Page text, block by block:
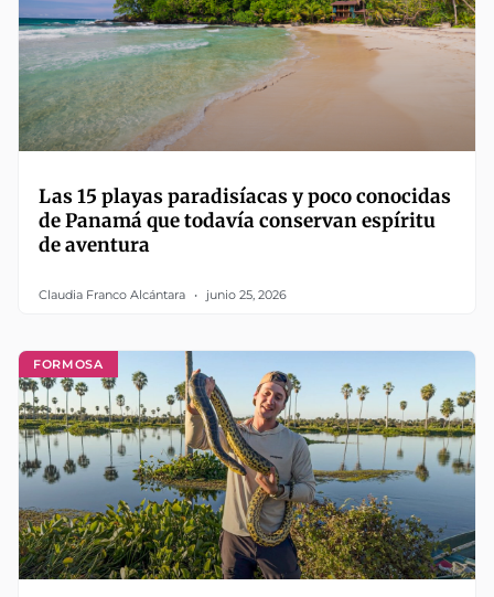
Las 15 playas paradisíacas y poco conocidas
de Panamá que todavía conservan espíritu
de aventura
Claudia Franco Alcántara junio 25, 2026
FORMOSA